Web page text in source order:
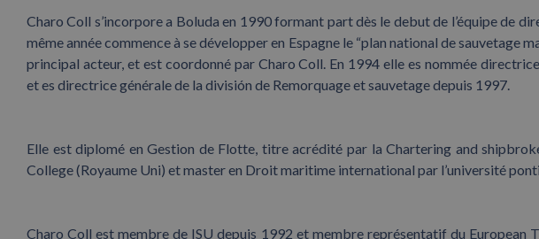
Charo Coll s’incorpore a Boluda en 1990 formant part dès le debut de l’équipe de
même année commence à se développer en Espagne le “plan national de sauvetage
principal acteur, et est coordonné par Charo Coll. En 1994 elle es nommée
et es directrice générale de la división de Remorquage et sauvetage depuis 1997.
Elle est diplomé en Gestion de Flotte, titre acrédité par la Chartering and
College (Royaume Uni) et master en Droit maritime international par l’université
Charo Coll est membre de ISU depuis 1992 et membre représentatif du European